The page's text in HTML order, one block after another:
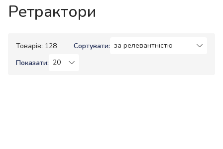
Ретрактори
Товарів: 128
Сортувати:
Показати: